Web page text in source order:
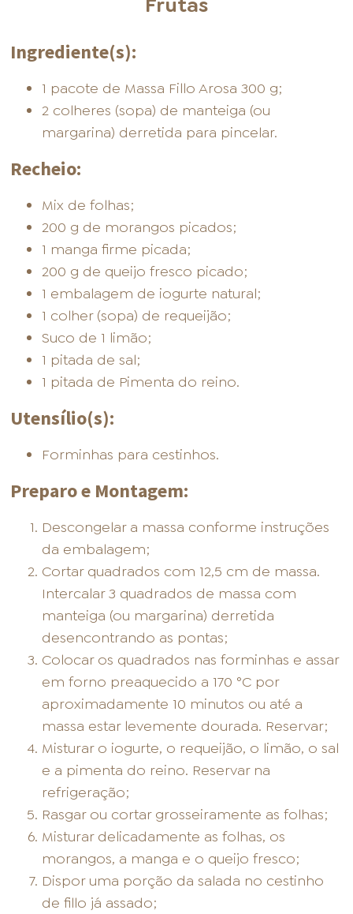
Ingrediente(s):
1 pacote de Massa Fillo Arosa 300 g;
2 colheres (sopa) de manteiga (ou
margarina) derretida para pincelar.
Recheio:
Mix de folhas;
200 g de morangos picados;
1 manga firme picada;
200 g de queijo fresco picado;
1 embalagem de iogurte natural;
1 colher (sopa) de requeijão;
Suco de 1 limão;
1 pitada de sal;
1 pitada de Pimenta do reino.
Utensílio(s):
Forminhas para cestinhos.
Preparo e Montagem:
Descongelar a massa conforme instruções
da embalagem;
Cortar quadrados com 12,5 cm de massa.
Intercalar 3 quadrados de massa com
manteiga (ou margarina) derretida
desencontrando as pontas;
Colocar os quadrados nas forminhas e assar
em forno preaquecido a 170 °C por
aproximadamente 10 minutos ou até a
massa estar levemente dourada. Reservar;
Misturar o iogurte, o requeijão, o limão, o sal
e a pimenta do reino. Reservar na
refrigeração;
Rasgar ou cortar grosseiramente as folhas;
Misturar delicadamente as folhas, os
morangos, a manga e o queijo fresco;
Dispor uma porção da salada no cestinho
de fillo já assado;